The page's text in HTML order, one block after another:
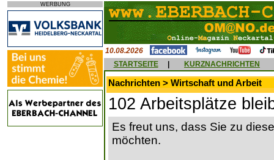
WERBUNG
10.08.2026
STARTSEITE
KURZNACHRICHTEN
Nachrichten > Wirtschaft und Arbeit
102 Arbeitsplätze
Es freut uns, dass Sie zu
möchten.